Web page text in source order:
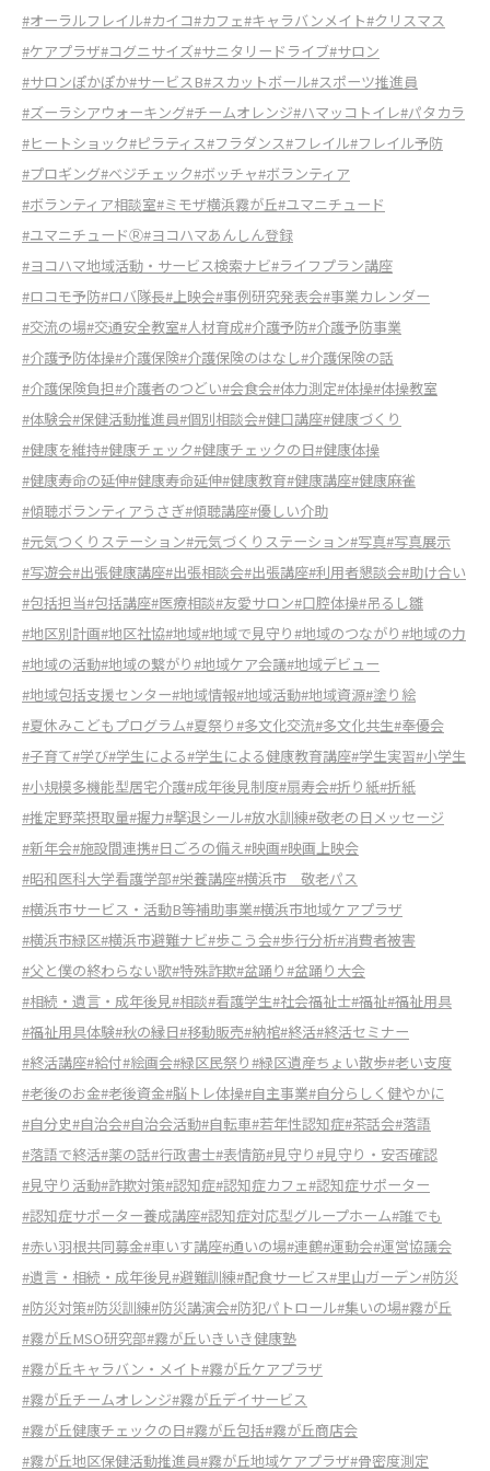
#オーラルフレイル#カイコ#カフェ#キャラバンメイト#クリスマス
#ケアプラザ#コグニサイズ#サニタリードライブ#サロン
#サロンぽかぽか#サービスB#スカットボール#スポーツ推進員
#ズーラシアウォーキング#チームオレンジ#ハマッコトイレ#パタカラ
#ヒートショック#ピラティス#フラダンス#フレイル#フレイル予防
#プロギング#ベジチェック#ボッチャ#ボランティア
#ボランティア相談室#ミモザ横浜霧が丘#ユマニチュード
#ユマニチュードⓇ#ヨコハマあんしん登録
#ヨコハマ地域活動・サービス検索ナビ#ライフプラン講座
#ロコモ予防#ロバ隊長#上映会#事例研究発表会#事業カレンダー
#交流の場#交通安全教室#人材育成#介護予防#介護予防事業
#介護予防体操#介護保険#介護保険のはなし#介護保険の話
#介護保険負担#介護者のつどい#会食会#体力測定#体操#体操教室
#体験会#保健活動推進員#個別相談会#健口講座#健康づくり
#健康を維持#健康チェック#健康チェックの日#健康体操
#健康寿命の延伸#健康寿命延伸#健康教育#健康講座#健康麻雀
#傾聴ボランティアうさぎ#傾聴講座#優しい介助
#元気つくりステーション#元気づくりステーション#写真#写真展示
#写遊会#出張健康講座#出張相談会#出張講座#利用者懇談会#助け合い
#包括担当#包括講座#医療相談#友愛サロン#口腔体操#吊るし雛
#地区別計画#地区社協#地域#地域で見守り#地域のつながり#地域の力
#地域の活動#地域の繋がり#地域ケア会議#地域デビュー
#地域包括支援センター#地域情報#地域活動#地域資源#塗り絵
#夏休みこどもプログラム#夏祭り#多文化交流#多文化共生#奉優会
#子育て#学び#学生による#学生による健康教育講座#学生実習#小学生
#小規模多機能型居宅介護#成年後見制度#扇寿会#折り紙#折紙
#推定野菜摂取量#握力#撃退シール#放水訓練#敬老の日メッセージ
#新年会#施設間連携#日ごろの備え#映画#映画上映会
#昭和医科大学看護学部#栄養講座#横浜市 敬老パス
#横浜市サービス・活動B等補助事業#横浜市地域ケアプラザ
#横浜市緑区#横浜市避難ナビ#歩こう会#歩行分析#消費者被害
#父と僕の終わらない歌#特殊詐欺#盆踊り#盆踊り大会
#相続・遺言・成年後見#相談#看護学生#社会福祉士#福祉#福祉用具
#福祉用具体験#秋の縁日#移動販売#納棺#終活#終活セミナー
#終活講座#給付#絵画会#緑区民祭り#緑区遺産ちょい散歩#老い支度
#老後のお金#老後資金#脳トレ体操#自主事業#自分らしく健やかに
#自分史#自治会#自治会活動#自転車#若年性認知症#茶話会#落語
#落語で終活#薬の話#行政書士#表情筋#見守り#見守り・安否確認
#見守り活動#詐欺対策#認知症#認知症カフェ#認知症サポーター
#認知症サポーター養成講座#認知症対応型グループホーム#誰でも
#赤い羽根共同募金#車いす講座#通いの場#連鶴#運動会#運営協議会
#遺言・相続・成年後見#避難訓練#配食サービス#里山ガーデン#防災
#防災対策#防災訓練#防災講演会#防犯パトロール#集いの場#霧が丘
#霧が丘MSO研究部#霧が丘いきいき健康塾
#霧が丘キャラバン・メイト#霧が丘ケアプラザ
#霧が丘チームオレンジ#霧が丘デイサービス
#霧が丘健康チェックの日#霧が丘包括#霧が丘商店会
#霧が丘地区保健活動推進員#霧が丘地域ケアプラザ#骨密度測定